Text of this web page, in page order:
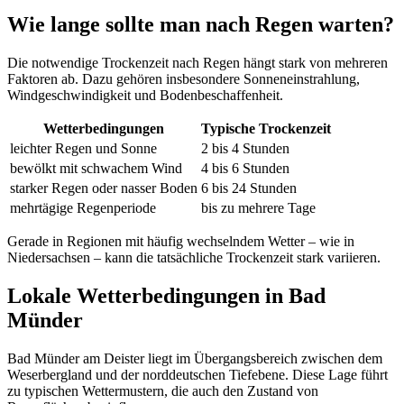
Wie lange sollte man nach Regen warten?
Die notwendige Trockenzeit nach Regen hängt stark von mehreren
Faktoren ab. Dazu gehören insbesondere Sonneneinstrahlung,
Windgeschwindigkeit und Bodenbeschaffenheit.
Wetterbedingungen
Typische Trockenzeit
leichter Regen und Sonne
2 bis 4 Stunden
bewölkt mit schwachem Wind
4 bis 6 Stunden
starker Regen oder nasser Boden 6 bis 24 Stunden
mehrtägige Regenperiode
bis zu mehrere Tage
Gerade in Regionen mit häufig wechselndem Wetter – wie in
Niedersachsen – kann die tatsächliche Trockenzeit stark variieren.
Lokale Wetterbedingungen in Bad
Münder
Bad Münder am Deister liegt im Übergangsbereich zwischen dem
Weserbergland und der norddeutschen Tiefebene. Diese Lage führt
zu typischen Wettermustern, die auch den Zustand von